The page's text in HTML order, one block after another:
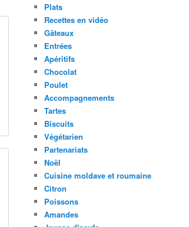
Plats
Recettes en vidéo
Gâteaux
Entrées
Apéritifs
Chocolat
Poulet
Accompagnements
Tartes
Biscuits
Végétarien
Partenariats
Noël
Cuisine moldave et roumaine
Citron
Poissons
Amandes